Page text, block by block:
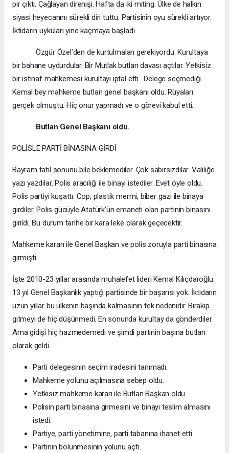
pir çıktı. Çağlayan direnişi. Hafta da iki miting. Ülke de halkın
siyasi heyecanını sürekli diri tuttu. Partisinin oyu sürekli artıyor.
İktidarın uykuları yine kaçmaya başladı.
Özgür Özel’den de kurtulmaları gerekiyordu. Kurultaya
bir bahane uydurdular. Bir Mutlak butlan davası açtılar. Yetkisiz
bir istinaf mahkemesi kurultayı iptal etti. Delege seçmediği
Kemal bey mahkeme butlan genel başkanı oldu. Rüyaları
gerçek olmuştu. Hiç onur yapmadı ve o görevi kabul etti.
Butlan Genel Başkanı oldu.
POLİSLE PARTİ BİNASINA GİRDİ
Bayram tatil sonunu bile beklemediler. Çok sabırsızdılar. Valiliğe
yazı yazdılar. Polis aracılığı ile binayı istediler. Evet öyle oldu.
Polis partiyi kuşattı. Cop, plastik mermi, biber gazı ile binaya
girdiler. Polis gücüyle Atatürk’ün emaneti olan partinin binasını
girildi. Bu durum tarihe bir kara leke olarak geçecektir.
Mahkeme kararı ile Genel Başkan ve polis zoruyla parti binasına
girmişti.
İşte 2010-23 yıllar arasında muhalefet lideri Kemal Kılıçdaroğlu.
13 yıl Genel Başkanlık yaptığı partisinde bir başarısı yok. İktidarın
uzun yıllar bu ülkenin başında kalmasının tek nedenidir. Bırakıp
gitmeyi de hiç düşünmedi. En sonunda kurultay da gönderdiler.
Ama gidişi hiç hazmedemedi ve şimdi partinin başına butlan
olarak geldi.
Parti delegesinin seçim iradesini tanımadı.
Mahkeme yolunu açılmasına sebep oldu.
Yetkisiz mahkeme kararı ile Butlan Başkan oldu
Polisin parti binasına girmesini ve binayı teslim almasını
istedi.
Partiye, parti yönetimine, parti tabanına ihanet etti.
Partinin bölünmesinin yolunu açtı.